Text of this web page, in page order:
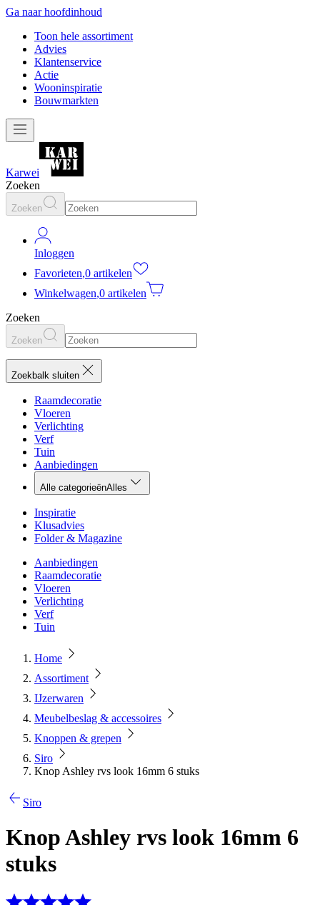
Ga naar hoofdinhoud
Toon hele assortiment
Advies
Klantenservice
Actie
Wooninspiratie
Bouwmarkten
Karwei
Zoeken
Zoeken
Inloggen
Favorieten,0 artikelen
Winkelwagen,0 artikelen
Zoeken
Zoeken
Zoekbalk sluiten
Raamdecoratie
Vloeren
Verlichting
Verf
Tuin
Aanbiedingen
Alle categorieënAlles
Inspiratie
Klusadvies
Folder & Magazine
Aanbiedingen
Raamdecoratie
Vloeren
Verlichting
Verf
Tuin
Home
Assortiment
IJzerwaren
Meubelbeslag & accessoires
Knoppen & grepen
Siro
Knop Ashley rvs look 16mm 6 stuks
Siro
Knop Ashley rvs look 16mm 6
stuks